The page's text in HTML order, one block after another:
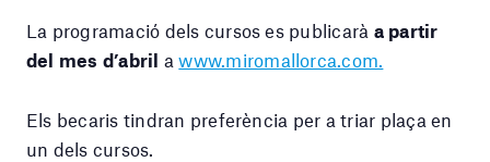
La programació dels cursos es publicarà a partir
del mes d’abril awww.miromallorca.com.
Els becaris tindran preferència per a triar plaça en
un dels cursos.